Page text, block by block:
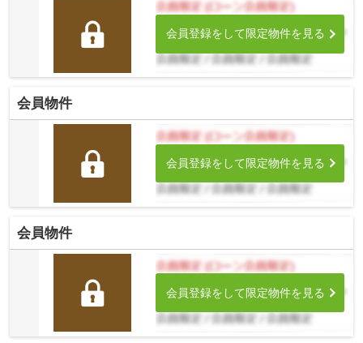
会員登録をして限定物件を見る
会員物件
会員登録をして限定物件を見る
会員物件
会員登録をして限定物件を見る